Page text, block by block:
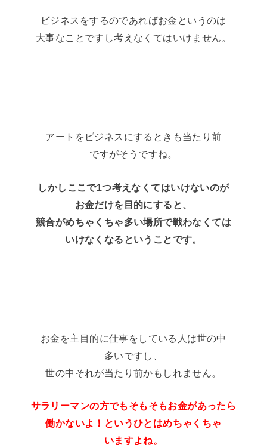
ビジネスをするのであればお金というのは
大事なことですし考えなくてはいけません。
アートをビジネスにするときも当たり前
ですがそうですね。
しかしここで1つ考えなくてはいけないのが
お金だけを目的にすると、
競合がめちゃくちゃ多い場所で戦わなくては
いけなくなるということです。
お金を主目的に仕事をしている人は世の中
多いですし、
世の中それが当たり前かもしれません。
サラリーマンの方でもそもそもお金があったら
働かないよ！というひとはめちゃくちゃ
いますよね。